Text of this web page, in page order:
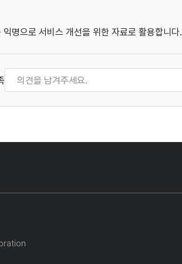
명으로 서비스 개선을 위한 자료로 활용합니다.